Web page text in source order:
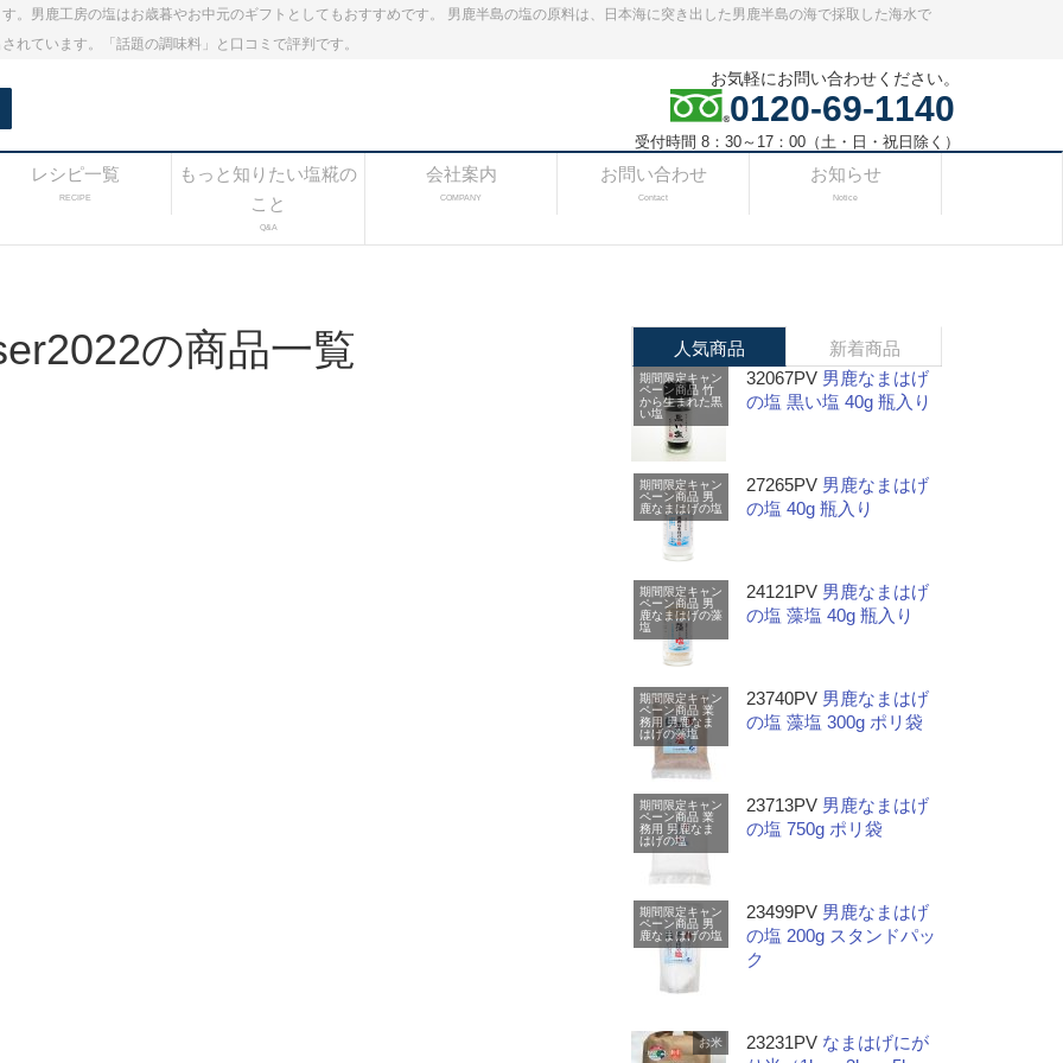
。男鹿工房の塩はお歳暮やお中元のギフトとしてもおすすめです。 男鹿半島の塩の原料は、日本海に突き出した男鹿半島の海で採取した海水で
れています。「話題の調味料」と口コミで評判です。
お気軽にお問い合わせください。
0120-69-1140
受付時間 8：30～17：00（土・日・祝日除く）
レシピ一覧
RECIPE
もっと知りたい塩糀の
こと
Q&A
会社案内
COMPANY
お問い合わせ
Contact
お知らせ
Notice
の商品一覧 人気商品 新着商品
期間限定キャン
ペーン商品 竹
から生まれた黒
い塩
32067PV 男鹿なまはげ
の塩 黒い塩 40g 瓶入り
期間限定キャン
ペーン商品 男
鹿なまはげの塩
27265PV 男鹿なまはげ
の塩 40g 瓶入り
期間限定キャン
ペーン商品 男
鹿なまはげの藻
塩
24121PV 男鹿なまはげ
の塩 藻塩 40g 瓶入り
期間限定キャン
ペーン商品 業
務用 男鹿なま
はげの藻塩
23740PV 男鹿なまはげ
の塩 藻塩 300g ポリ袋
期間限定キャン
ペーン商品 業
務用 男鹿なま
はげの塩
23713PV 男鹿なまはげ
の塩 750g ポリ袋
期間限定キャン
ペーン商品 男
鹿なまはげの塩
23499PV 男鹿なまはげ
の塩 200g スタンドパッ
ク
お米 23231PV なまはげにが